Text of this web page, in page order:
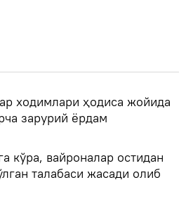
ходимлари ҳодиса жойида
зарурий ёрдам
кўра, вайроналар остидан
талабаси жасади олиб